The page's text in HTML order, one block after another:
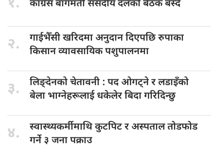
१. कांग्रेस बागमतीसंसदीय दलको बैठक बस्दै
२. गाईभैँसी खरिदमाअनुदान दिएपछि रुपाका
किसान व्यावसायिक पशुपालनमा
३. लिङ्देनको चेतावनी : पद ओगट्ने र लडाइँको
बेला भाग्नेहरूलाई धकेलेर बिदा गरिदिन्छु
४. स्वास्थ्यकर्मीमाथि कुटपिटर अस्पताल तोडफोड
गर्ने ३ जना पक्राउ